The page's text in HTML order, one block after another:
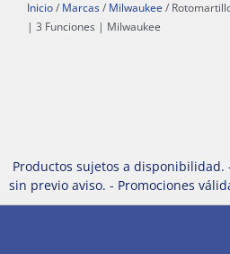
Inicio / Marcas / Milwaukee /
| 3 Funciones | Milwaukee
Productos sujetos a disponibilidad.
sin previo aviso. - Promociones